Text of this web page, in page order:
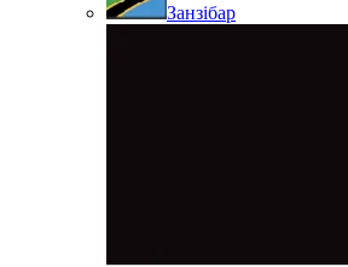
Занзібар